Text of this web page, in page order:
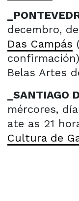
decembro,
Das Campás
Belas Artes
_SANTIAGO
mércores,
ate as 21
Cultura de